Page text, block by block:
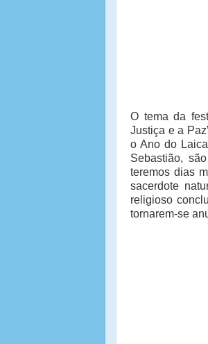
O tema da
Justiça e a
o Ano do
Sebastião,
teremos dias
sacerdote
religioso
tornarem-se